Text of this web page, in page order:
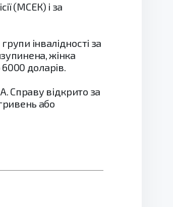
(МСЕК) і за
інвалідності за
жінка
доларів.
Справу відкрито за
або